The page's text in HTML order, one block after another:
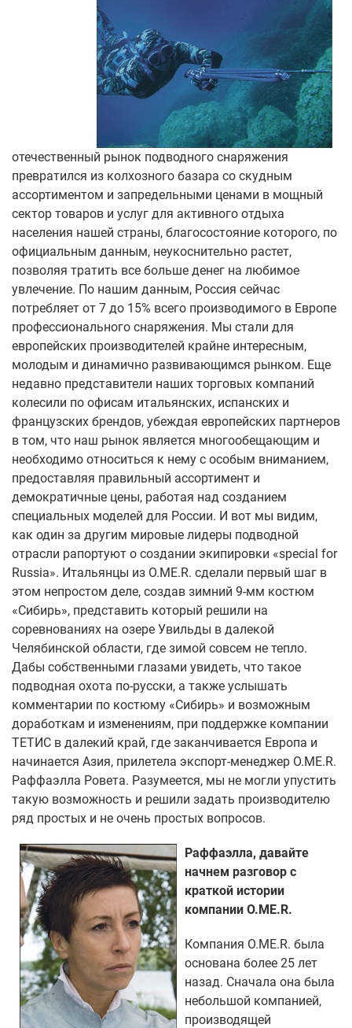
отечественный рынок подводного снаряжения
превратился из колхозного базара со скудным
ассортиментом и запредельными ценами в мощный
сектор товаров и услуг для активного отдыха
населения нашей страны, благосостояние которого, по
официальным данным, неукоснительно растет,
позволяя тратить все больше денег на любимое
увлечение. По нашим данным, Россия сейчас
потребляет от 7 до 15% всего производимого в Европе
профессионального снаряжения. Мы стали для
европейских производителей крайне интересным,
молодым и динамично развивающимся рынком. Еще
недавно представители наших торговых компаний
колесили по офисам итальянских, испанских и
французских брендов, убеждая европейских партнеров
в том, что наш рынок является многообещающим и
необходимо относиться к нему с особым вниманием,
предоставляя правильный ассортимент и
демократичные цены, работая над созданием
специальных моделей для России. И вот мы видим,
как один за другим мировые лидеры подводной
отрасли рапортуют о создании экипировки «special for
Russia». Итальянцы из O.ME.R. сделали первый шаг в
этом непростом деле, создав зимний 9-мм костюм
«Сибирь», представить который решили на
соревнованиях на озере Увильды в далекой
Челябинской области, где зимой совсем не тепло.
Дабы собственными глазами увидеть, что такое
подводная охота по-русски, а также услышать
комментарии по костюму «Сибирь» и возможным
доработкам и изменениям, при поддержке компании
ТЕТИС в далекий край, где заканчивается Европа и
начинается Азия, прилетела экспорт-менеджер O.ME.R.
Раффаэлла Ровета. Разумеется, мы не могли упустить
такую возможность и решили задать производителю
ряд простых и не очень простых вопросов.
Раффаэлла, давайте
начнем разговор с
краткой истории
компании O.ME.R.
Компания O.ME.R. была
основана более 25 лет
назад. Сначала она была
небольшой компанией,
производящей